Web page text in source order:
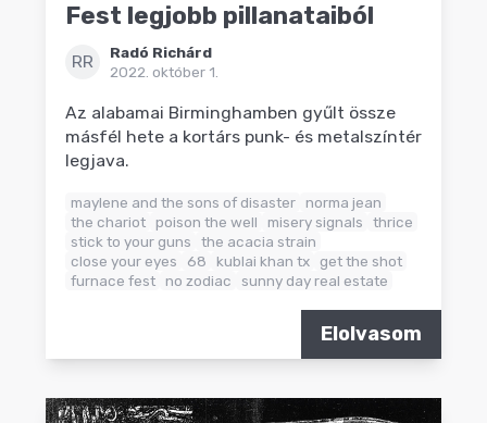
Fest legjobb pillanataiból
RR
Radó Richárd
2022. október 1.
Az alabamai Birminghamben gyűlt össze
másfél hete a kortárs punk- és metalszíntér
legjava.
maylene and the sons of disaster norma jean
the chariot poison the well misery signals
thrice
stick to your guns
the acacia strain
close your eyes
68 kublai khan tx
get the shot
furnace fest no zodiac sunny day real estate
Elolvasom